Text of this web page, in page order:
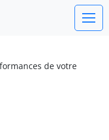
de votre